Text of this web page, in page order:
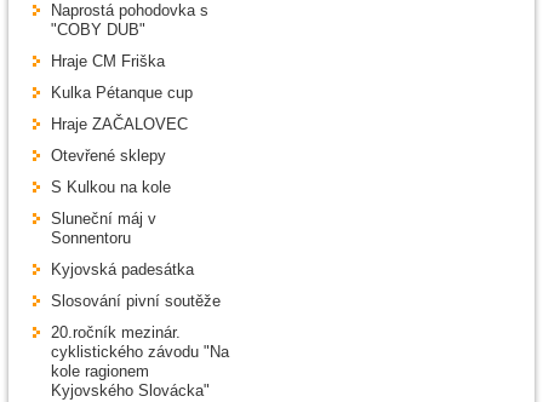
Naprostá pohodovka s
"COBY DUB"
Hraje CM Friška
Kulka Pétanque cup
Hraje ZAČALOVEC
Otevřené sklepy
S Kulkou na kole
Sluneční máj v
Sonnentoru
Kyjovská padesátka
Slosování pivní soutěže
20.ročník mezinár.
cyklistického závodu "Na
kole ragionem
Kyjovského Slovácka"